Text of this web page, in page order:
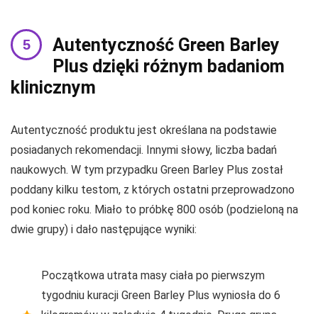
Autentyczność Green Barley
Plus dzięki różnym badaniom
klinicznym
Autentyczność produktu jest określana na podstawie
posiadanych rekomendacji. Innymi słowy, liczba badań
naukowych. W tym przypadku Green Barley Plus został
poddany kilku testom, z których ostatni przeprowadzono
pod koniec roku. Miało to próbkę 800 osób (podzieloną na
dwie grupy) i dało następujące wyniki:
Początkowa utrata masy ciała po pierwszym
tygodniu kuracji Green Barley Plus wyniosła do 6